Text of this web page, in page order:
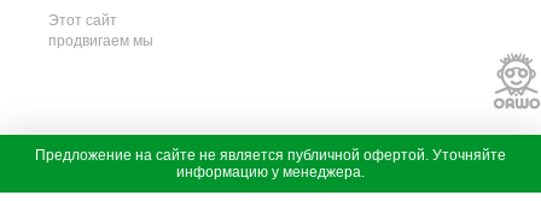
е
х
Этот сайт
продвигаем мы
Предложение на сайте не является публичной офертой. Уточняйте
информацию у менеджера.
д